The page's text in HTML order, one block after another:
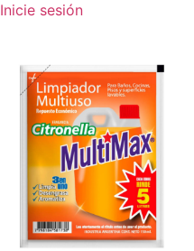
Inicie sesión